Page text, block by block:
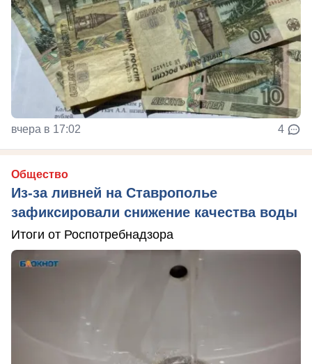
вчера в 17:02 4
Общество
Из-за ливней на Ставрополье
зафиксировали снижение качества воды
Итоги от Роспотребнадзора